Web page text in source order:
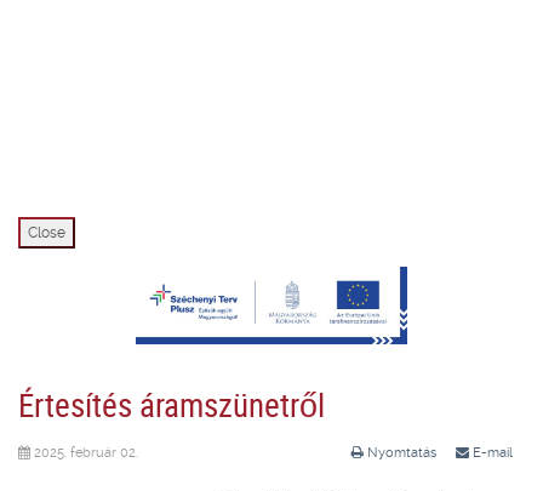
Close
Értesítés áramszünetről
Nyomtatás E-mail
2025. február 02.